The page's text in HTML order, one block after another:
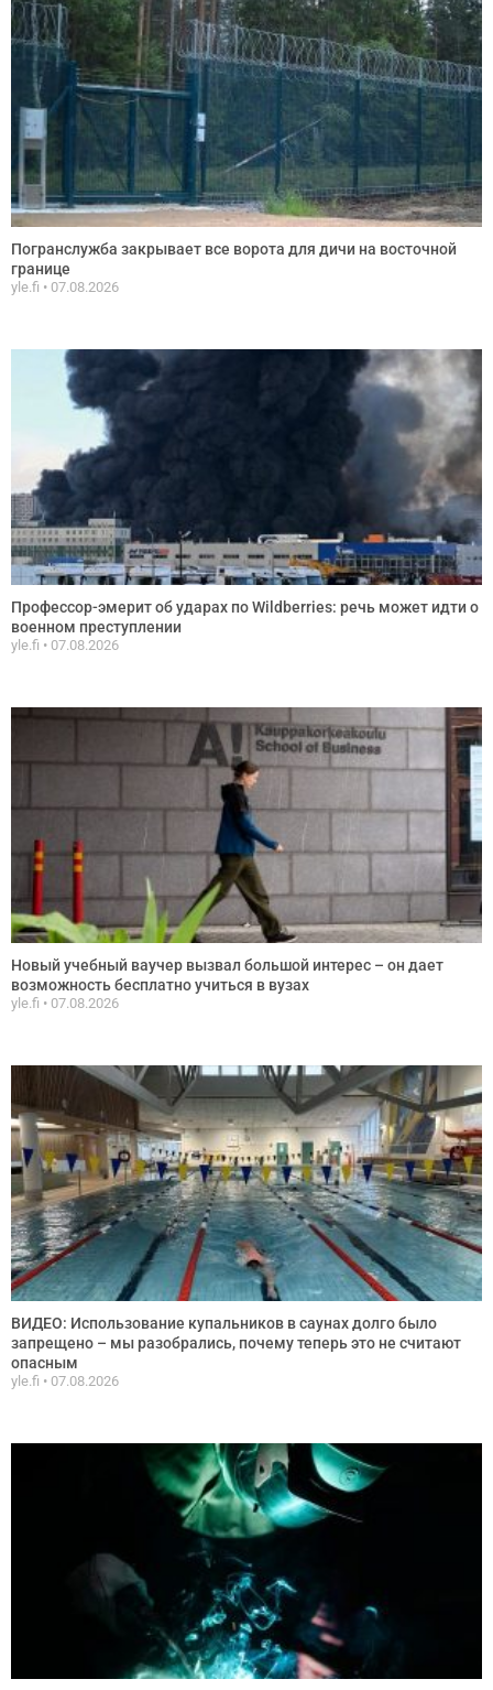
Погранслужба закрывает все ворота для дичи на восточной
границе
yle.fi 07.08.2026
Профессор-эмерит об ударах по Wildberries: речь может идти о
военном преступлении
yle.fi 07.08.2026
Новый учебный ваучер вызвал большой интерес – он дает
возможность бесплатно учиться в вузах
yle.fi 07.08.2026
ВИДЕО: Использование купальников в саунах долго было
запрещено – мы разобрались, почему теперь это не считают
опасным
yle.fi 07.08.2026